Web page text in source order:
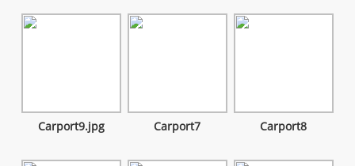
Carport9.jpg Carport7 Carport8